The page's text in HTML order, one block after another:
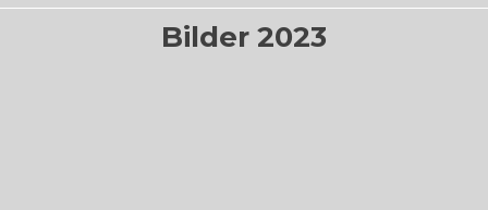
Bilder 2023